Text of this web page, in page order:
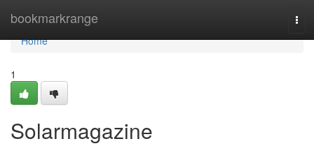
bookmarkrange
Home
Home
1
Solarmagazine